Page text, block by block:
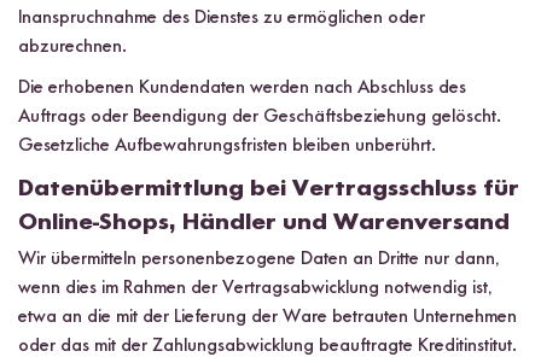
Inanspruchnahme des Dienstes zu ermöglichen oder
abzurechnen.
Die erhobenen Kundendaten werden nach Abschluss des
Auftrags oder Beendigung der Geschäftsbeziehung gelöscht.
Gesetzliche Aufbewahrungsfristen bleiben unberührt.
Datenübermittlung bei Vertragsschluss für
Online-Shops, Händler und Warenversand
Wir übermitteln personenbezogene Daten an Dritte nur dann,
wenn dies im Rahmen der Vertragsabwicklung notwendig ist,
etwa an die mit der Lieferung der Ware betrauten Unternehmen
oder das mit der Zahlungsabwicklung beauftragte Kreditinstitut.